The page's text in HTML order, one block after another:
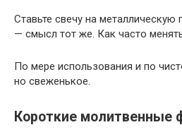
Ставьте свечу на металлическую
— смысл тот же. Как часто
По мере использования и по
но свеженькое.
Короткие молитвенные